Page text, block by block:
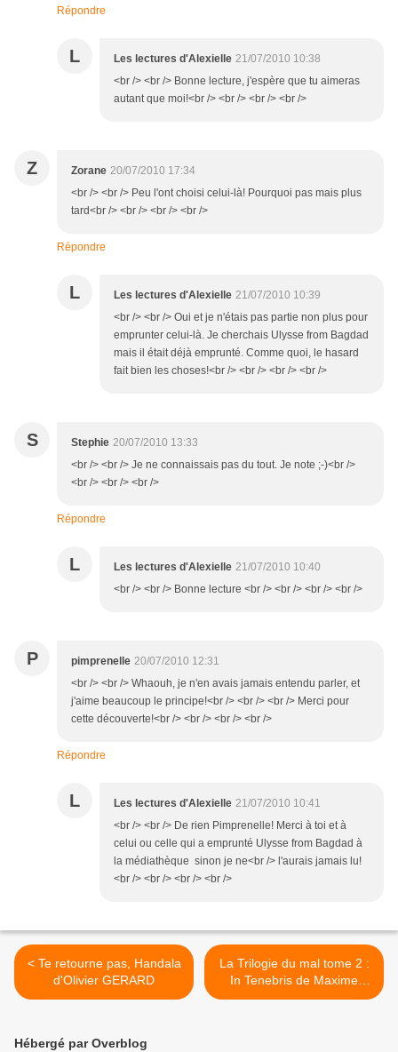
Répondre
L Les lectures d'Alexielle 21/07/2010 10:38
<br /> <br /> Bonne lecture, j'espère que tu aimeras
autant que moi!<br /> <br /> <br /> <br />
Z Zorane 20/07/2010 17:34
<br /> <br /> Peu l'ont choisi celui-là! Pourquoi pas mais plus
tard<br /> <br /> <br /> <br />
Répondre
L Les lectures d'Alexielle 21/07/2010 10:39
<br /> <br /> Oui et je n'étais pas partie non plus pour
emprunter celui-là. Je cherchais Ulysse from Bagdad
mais il était déjà emprunté. Comme quoi, le hasard
fait bien les choses!<br /> <br /> <br /> <br />
S Stephie 20/07/2010 13:33
<br /> <br /> Je ne connaissais pas du tout. Je note ;-)<br />
<br /> <br /> <br />
Répondre
L Les lectures d'Alexielle 21/07/2010 10:40
<br /> <br /> Bonne lecture <br /> <br /> <br /> <br />
P pimprenelle 20/07/2010 12:31
<br /> <br /> Whaouh, je n'en avais jamais entendu parler, et
j'aime beaucoup le principe!<br /> <br /> <br /> Merci pour
cette découverte!<br /> <br /> <br /> <br />
Répondre
L Les lectures d'Alexielle 21/07/2010 10:41
<br /> <br /> De rien Pimprenelle! Merci à toi et à
celui ou celle qui a emprunté Ulysse from Bagdad à
la médiathèque sinon je ne<br /> l'aurais jamais lu!
<br /> <br /> <br /> <br />
< Te retourne pas, Handala
d'Olivier GERARD
La Trilogie du mal tome 2 :
In Tenebris de Maxime
CHATTAM >
Hébergé par Overblog